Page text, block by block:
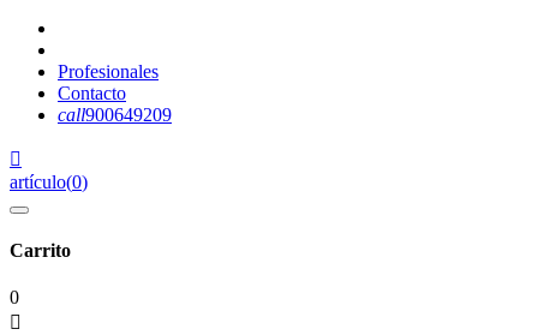
Profesionales
Contacto
call900649209

artículo(0)
Carrito
0
